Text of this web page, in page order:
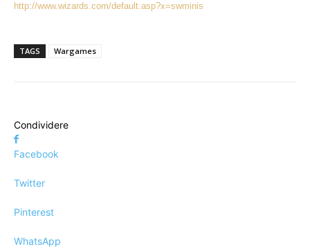
http://www.wizards.com/default.asp?x=swminis
TAGS Wargames
Condividere
Facebook
Twitter
Pinterest
WhatsApp